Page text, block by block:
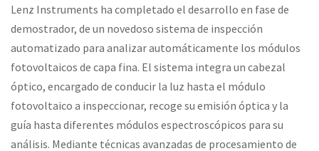
Lenz Instruments ha completado el desarrollo en fase de
demostrador, de un novedoso sistema de inspección
automatizado para analizar automáticamente los módulos
fotovoltaicos de capa fina. El sistema integra un cabezal
óptico, encargado de conducir la luz hasta el módulo
fotovoltaico a inspeccionar, recoge su emisión óptica y la
guía hasta diferentes módulos espectroscópicos para su
análisis. Mediante técnicas avanzadas de procesamiento de